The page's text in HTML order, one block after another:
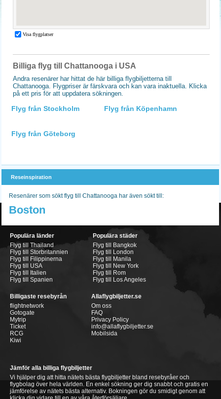
Billiga flyg till Chattanooga i USA
Andra resenärer har hittat de här billiga flygbiljetterna till
Chattanooga. Flygpriser är färskvara och kan vara inaktuella. Klicka
på ett pris för att uppdatera sökningen.
Flyg från Stockholm Flyg från Köpenhamn
Flyg från Göteborg
Reseinspiration
Resenärer som sökt flyg till Chattanooga har även sökt till:
Boston
Populära länder
Flyg till Thailand
Flyg till Storbritannien
Flyg till Filippinerna
Flyg till USA
Flyg till Italien
Flyg till Spanien
Populära städer
Flyg till Bangkok
Flyg till London
Flyg till Manila
Flyg till New York
Flyg till Rom
Flyg till Los Angeles
Billigaste resebyrån
flightnetwork
Gotogate
Mytrip
Ticket
RCG
Kiwi
Allaflygbiljetter.se
Om oss
FAQ
Privacy Policy
info@allaflygbiljetter.se
Mobilsida
Jämför alla billiga flygbiljetter
Vi hjälper dig att hitta nätets bästa flygbiljetter bland resebyråer och
flygbolag över hela världen. En enkel sökning ger dig snabbt och gratis en
jämförelse av nätets bästa alternativ. Bokningen gör du smidigt genom att